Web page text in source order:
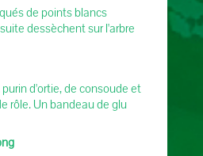
de points blancs
dessèchent sur l'arbre
d'ortie, de consoude et
rôle. Un bandeau de glu